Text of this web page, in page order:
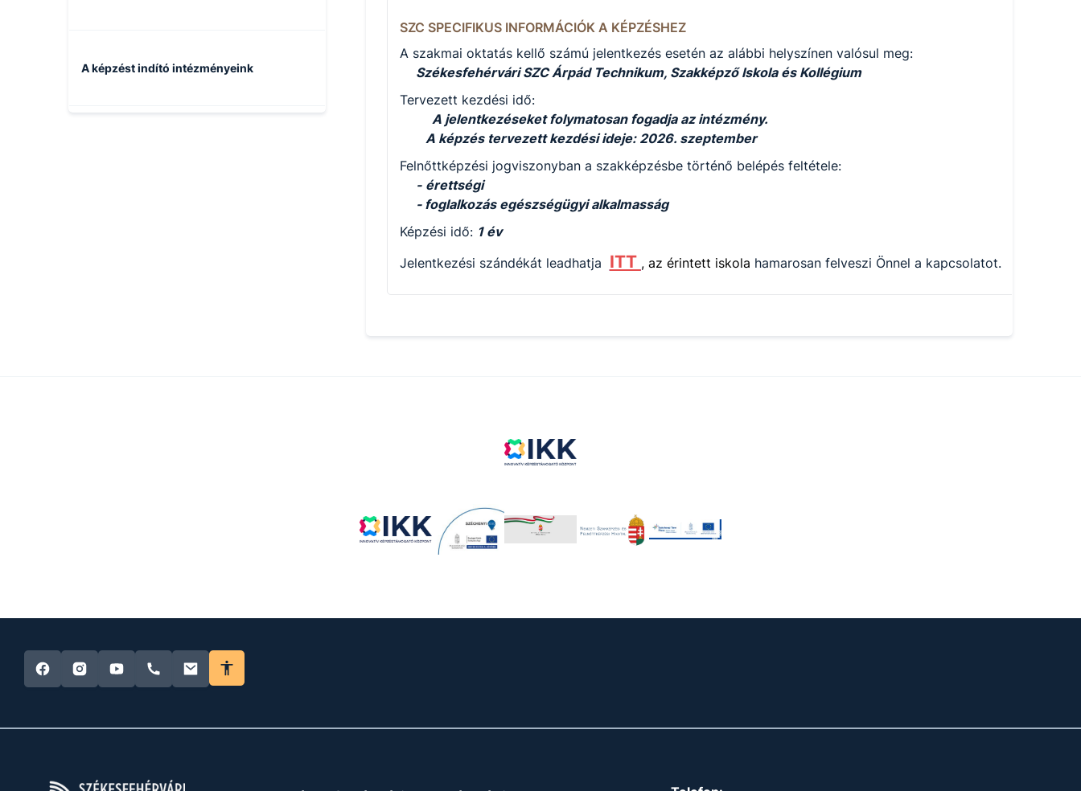
A képzést indító intézményeink
SZC SPECIFIKUS INFORMÁCIÓK A KÉPZÉSHEZ
A szakmai oktatás kellő számú jelentkezés esetén az alábbi helyszínen valósul meg:
Székesfehérvári SZC Árpád Technikum, Szakképző Iskola és Kollégium
Tervezett kezdési idő:
A jelentkezéseket folymatosan fogadja az intézmény.
A képzés tervezett kezdési ideje: 2026. szeptember
Felnőttképzési jogviszonyban a szakképzésbe történő belépés feltétele:
- érettségi
- foglalkozás egészségügyi alkalmasság
Képzési idő: 1 év
Jelentkezési szándékát leadhatja ITT , az érintett iskola hamarosan felveszi Önnel a kapcsolatot.